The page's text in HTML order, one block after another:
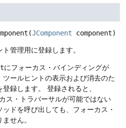
(JComponent component)
管理用に登録します。
にフォーカス・バインディングが
ールヒントの表示および消去のた
録します。
登録されると、
ス・トラバーサルが可能ではない
ドを呼び出しても、フォーカス・
せん。